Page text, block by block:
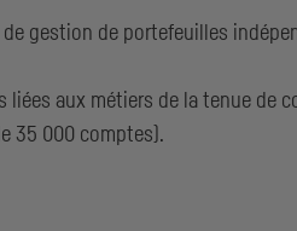
gestion de portefeuilles
liées aux métiers de la tenue
35 000 comptes).